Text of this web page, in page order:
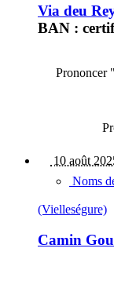
Via deu
BAN :
Prononcer
10 août
Noms
(Vielleségure)
Camin